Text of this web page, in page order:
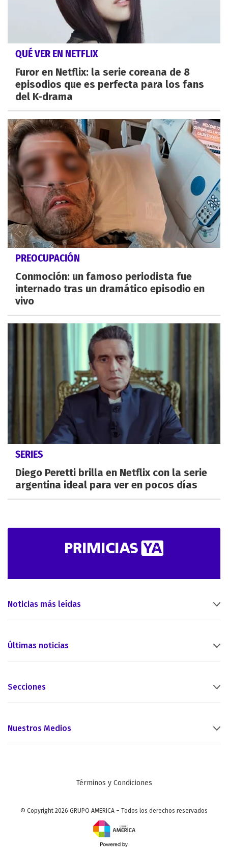
QUÉ VER EN NETFLIX
Furor en Netflix: la serie coreana de 8
episodios que es perfecta para los fans
del K-drama
PREOCUPACIÓN
Conmoción: un famoso periodista fue
internado tras un dramático episodio en
vivo
SERIES
Diego Peretti brilla en Netflix con la serie
argentina ideal para ver en pocos días
Noticias más leídas
Últimas noticias
Secciones
Nuestros Medios
Términos y Condiciones
© Copyright 2026 GRUPO AMERICA – Todos los derechos reservados